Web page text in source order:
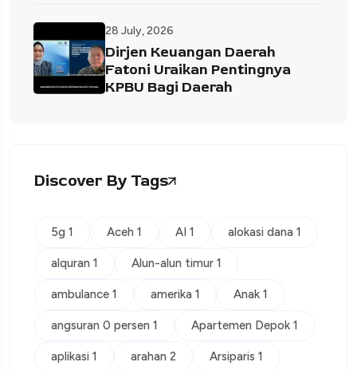
28 July, 2026
Dirjen Keuangan Daerah
Fatoni Uraikan Pentingnya
KPBU Bagi Daerah
Discover By Tags
5g 1 Aceh 1 AI 1 alokasi dana 1
alquran 1 Alun-alun timur 1
ambulance 1 amerika 1 Anak 1
angsuran 0 persen 1 Apartemen Depok 1
aplikasi 1 arahan 2 Arsiparis 1